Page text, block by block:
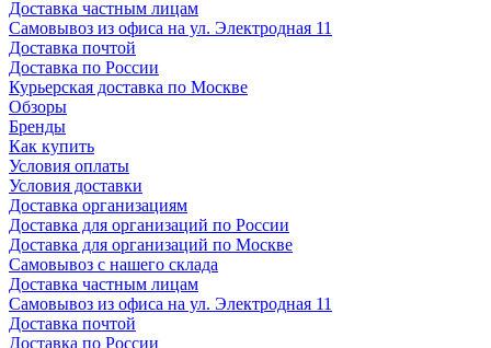
Доставка частным лицам
Самовывоз из офиса на ул. Электродная 11
Доставка почтой
Доставка по России
Курьерская доставка по Москве
Обзоры
Бренды
Как купить
Условия оплаты
Условия доставки
Доставка организациям
Доставка для организаций по России
Доставка для организаций по Москве
Самовывоз с нашего склада
Доставка частным лицам
Самовывоз из офиса на ул. Электродная 11
Доставка почтой
Доставка по России